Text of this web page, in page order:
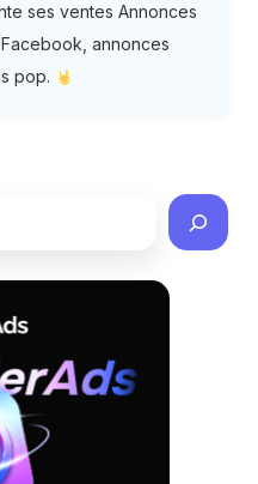
ses ventes Annonces
annonces
pop.